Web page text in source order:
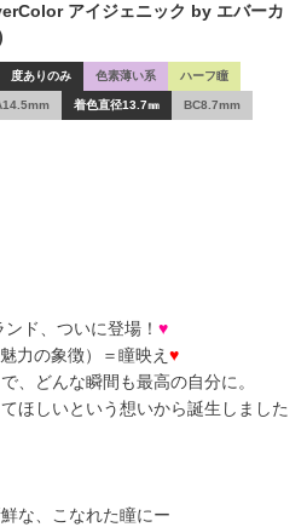
アイジェニック by エバーカ
度ありのみ 色素薄い系 ハーフ瞳
着色直径13.7㎜ BC8.7mm
ド、ついに登場！ ♥
力の象徴）＝瞳映え ♥
、どんな瞬間も最高の自分に。
ほしいという想いから誕生しました
な、こなれた瞳にー